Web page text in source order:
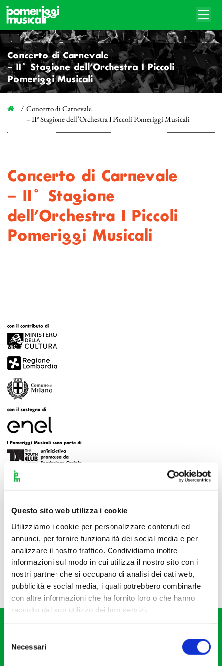
Questo sito web utilizza i cookie
Utilizziamo i cookie per personalizzare contenuti ed
annunci, per fornire funzionalità dei social media e per
analizzare il nostro traffico. Condividiamo inoltre
informazioni sul modo in cui utilizza il nostro sito con i
nostri partner che si occupano di analisi dei dati web,
pubblicità e social media, i quali potrebbero combinarle
con altre informazioni che ha fornito loro o che hanno
raccolto dal suo utilizzo dei loro servizi.
delNecessari
Concerto di Carnevale
– II° Stagione dell’Orchestra I Piccoli
Pomeriggi Musicali
Concerto di Carnevale
– II° Stagione dell’Orchestra I Piccoli Pomeriggi Musicali
Concerto di Carnevale
– II° Stagione
dell’Orchestra I Piccoli
Pomeriggi Musicali